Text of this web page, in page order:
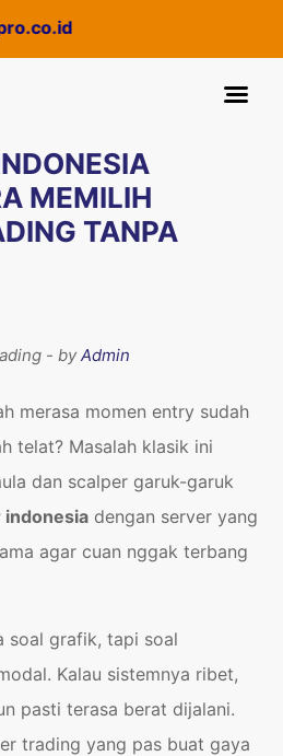
MEMILIH
TANPA
- byAdmin
merasa momen entry sudah
telat? Masalah klasik ini
dan scalper garuk-garuk
indonesia dengan server yang
agar cuan nggak terbang
soal grafik, tapi soal
Kalau sistemnya ribet,
pasti terasa berat dijalani.
trading yang pas buat gaya